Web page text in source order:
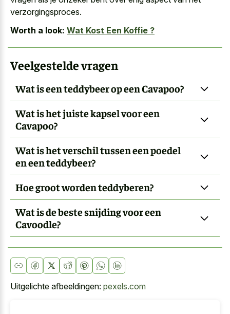
verzorgingsproces.
Worth a look: Wat Kost Een Koffie ?
Veelgestelde vragen
Wat is een teddybeer op een Cavapoo?
Wat is het juiste kapsel voor een
Cavapoo?
Wat is het verschil tussen een poedel
en een teddybeer?
Hoe groot worden teddyberen?
Wat is de beste snijding voor een
Cavoodle?
Uitgelichte afbeeldingen: pexels.com